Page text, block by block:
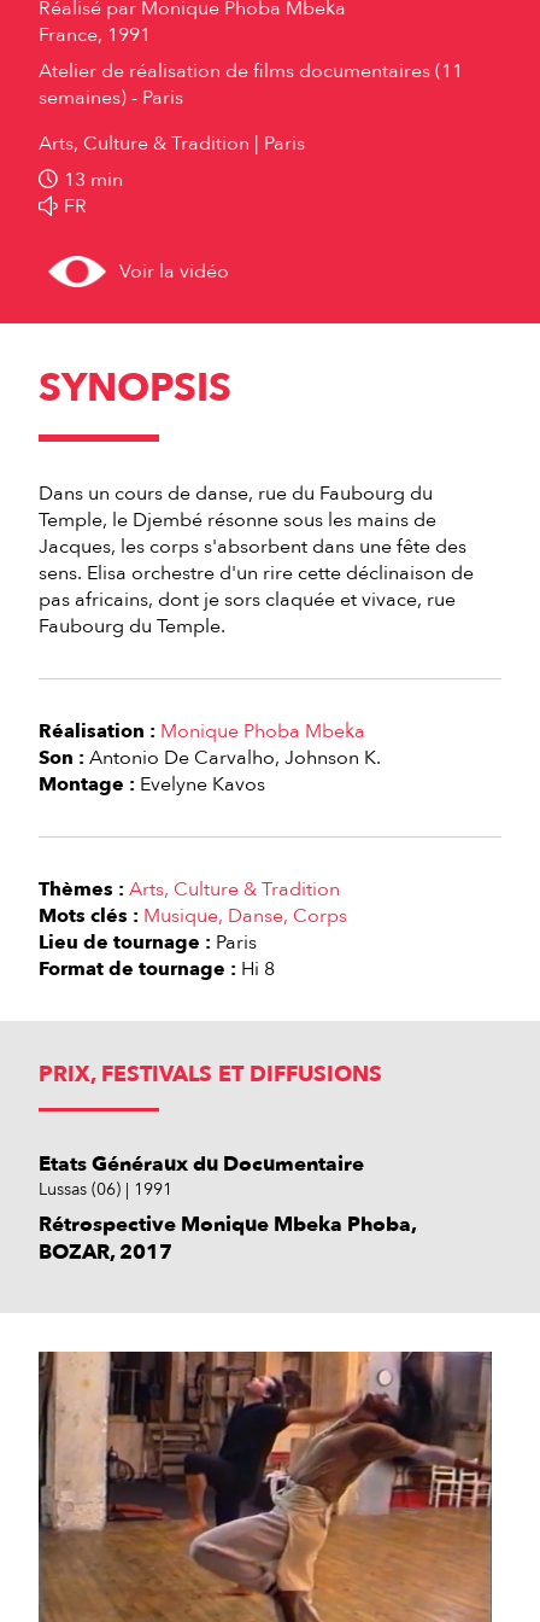
Réalisé par Monique Phoba Mbeka
France, 1991
Atelier de réalisation de films documentaires (11
semaines) - Paris
Arts, Culture & Tradition
Paris
13 min
FR
Voir la vidéo
SYNOPSIS
Dans un cours de danse, rue du Faubourg du
Temple, le Djembé résonne sous les mains de
Jacques, les corps s'absorbent dans une fête des
sens. Elisa orchestre d'un rire cette déclinaison de
pas africains, dont je sors claquée et vivace, rue
Faubourg du Temple.
Réalisation : Monique Phoba Mbeka
Son : Antonio De Carvalho Johnson K.
Montage : Evelyne Kavos
Thèmes : Arts Culture & Tradition
Mots clés : Musique Danse Corps
Lieu de tournage : Paris
Format de tournage : Hi 8
PRIX, FESTIVALS ET DIFFUSIONS
Etats Généraux du Documentaire
Lussas (06) 1991
Rétrospective Monique Mbeka Phoba,
BOZAR, 2017